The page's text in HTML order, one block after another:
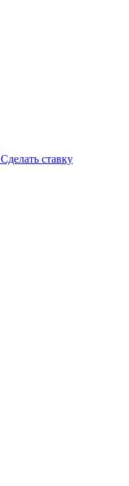
Сделать ставку